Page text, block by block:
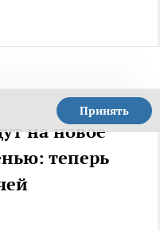
Принять
на новое
теперь